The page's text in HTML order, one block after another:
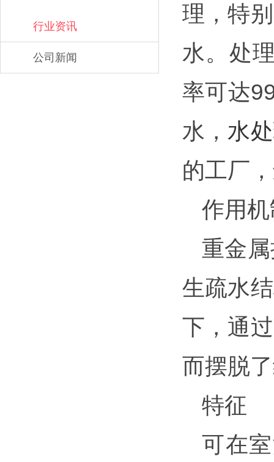
行业资讯
公司新闻
理，特
水。处
率可达
水， 水
的工厂
作用
重金
生疏水
下，通
而摆脱
特征
可在